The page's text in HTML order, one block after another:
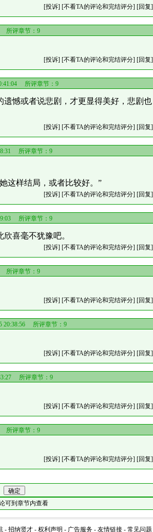
[投诉] [不看TA的评论和完结评分] [回复]
所评章节： 9
[投诉] [不看TA的评论和完结评分] [回复]
所评章节： 9
憾或者说悲剧，才更显得美好，悲剧也
[投诉] [不看TA的评论和完结评分] [回复]
所评章节： 9
样结局，或者比较好。”
[投诉] [不看TA的评论和完结评分] [回复]
所评章节： 9
喜毫不犹豫吧。
[投诉] [不看TA的评论和完结评分] [回复]
所评章节： 9
[投诉] [不看TA的评论和完结评分] [回复]
20:38:56 所评章节： 9
[投诉] [不看TA的评论和完结评分] [回复]
所评章节： 9
[投诉] [不看TA的评论和完结评分] [回复]
所评章节： 9
[投诉] [不看TA的评论和完结评分] [回复]
可到章节内查看
- 招纳贤才 - 权利声明 - 广告服务 - 友情链接 - 常见问题